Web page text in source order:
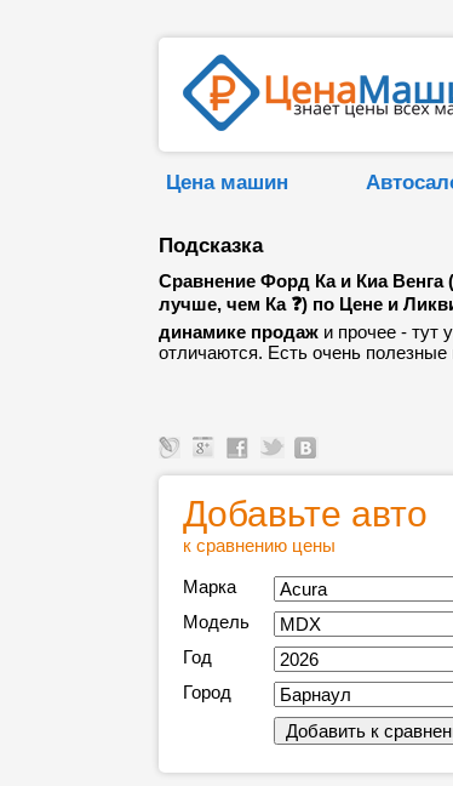
Цена машин
Подсказка
Сравнение Форд Ка и Киа Венга
лучше, чем Ка ❓) по Цене и
динамике продаж и прочее - тут
отличаются. Есть очень полезные
Добавьте авто
к сравнению цены
Марка
Модель
Год
Город